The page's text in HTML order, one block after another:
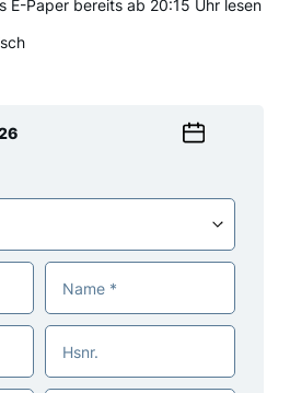
E-Paper bereits ab 20:15 Uhr lesen
ein
Datum